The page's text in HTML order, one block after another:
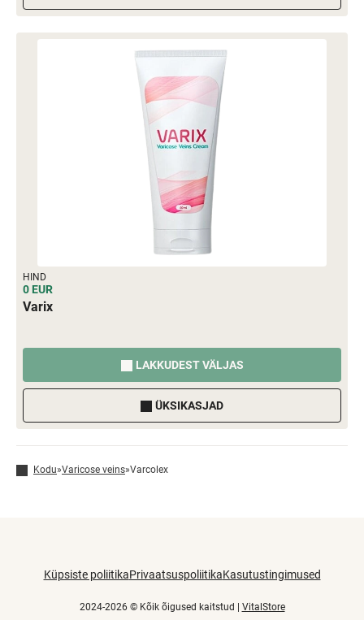
HIND
0 EUR
Varix
LAKKUDEST VÄLJAS
ÜKSIKASJAD
Kodu»Varicose veins»Varcolex
Küpsiste poliitikaPrivaatsuspoliitikaKasutustingimused
2024-2026 © Kõik õigused kaitstud | VitalStore